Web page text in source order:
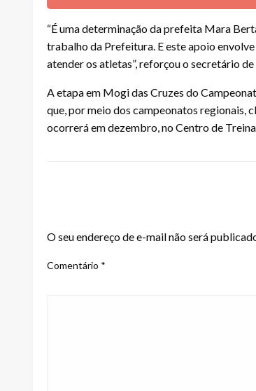
“É uma determinação da prefeita Mara
trabalho da Prefeitura. E este apoio
atender os atletas”, reforçou o secretário
A etapa em Mogi das Cruzes do
que, por meio dos campeonatos regionais,
ocorrerá em dezembro, no Centro de
O seu endereço de e-mail não será
Comentário *